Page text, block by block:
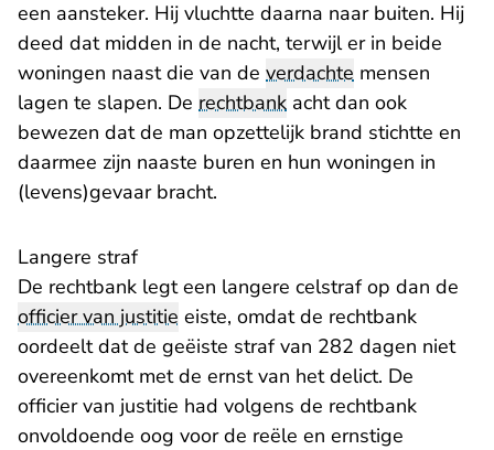
een aansteker. Hij vluchtte daarna naar buiten. Hij
deed dat midden in de nacht, terwijl er in beide
woningen naast die van de verdachte mensen
lagen te slapen. De rechtbank acht dan ook
bewezen dat de man opzettelijk brand stichtte en
daarmee zijn naaste buren en hun woningen in
(levens)gevaar bracht.
Langere straf
De rechtbank legt een langere celstraf op dan de
officier van justitie eiste, omdat de rechtbank
oordeelt dat de geëiste straf van 282 dagen niet
overeenkomt met de ernst van het delict. De
officier van justitie had volgens de rechtbank
onvoldoende oog voor de reële en ernstige